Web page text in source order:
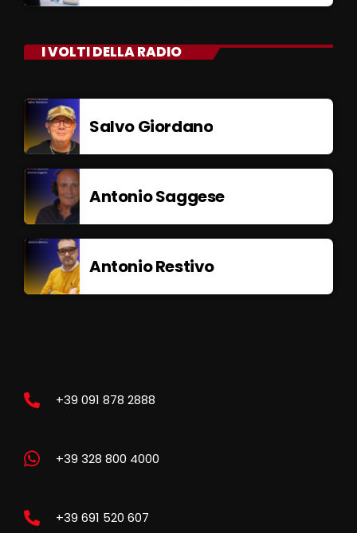
I VOLTI DELLA RADIO
Salvo Giordano
Antonio Saggese
Antonio Restivo
+39 091 878 2888
+39 328 800 4000
+39 691 520 607